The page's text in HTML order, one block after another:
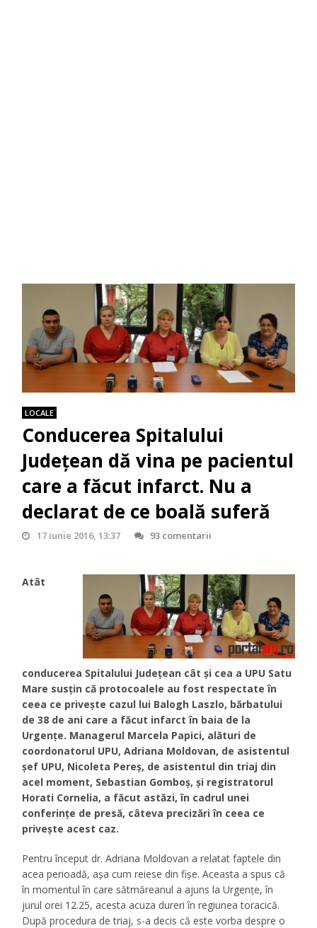
LOCALE
Conducerea Spitalului
Județean dă vina pe pacientul
care a făcut infarct. Nu a
declarat de ce boală suferă
17 iunie 2016, 13:37 93 comentarii
Atât
conducerea Spitalului Județean cât și cea a UPU Satu
Mare susțin că protocoalele au fost respectate în
ceea ce privește cazul lui Balogh Laszlo, bărbatului
de 38 de ani care a făcut infarct în baia de la
Urgențe. Managerul Marcela Papici, alături de
coordonatorul UPU, Adriana Moldovan, de asistentul
șef UPU, Nicoleta Pereș, de asistentul din triaj din
acel moment, Sebastian Gomboș, și registratorul
Horati Cornelia, a făcut astăzi, în cadrul unei
conferințe de presă, câteva precizări în ceea ce
privește acest caz.
Pentru început dr. Adriana Moldovan a relatat faptele din
acea perioadă, așa cum reiese din fișe. Aceasta a spus că
în momentul în care sătmăreanul a ajuns la Urgențe, în
jurul orei 12.25, acesta acuza dureri în regiunea toracică.
După procedura de triaj, s-a decis că este vorba despre o